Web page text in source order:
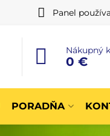
Panel
Nákupný
0 €
PORADŇA